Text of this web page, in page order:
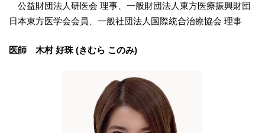
公益財団法人研医会 理事、一般財団法人東方医療振興財団
日本東方医学会会員、一般社団法人国際統合治療協会 理事
医師 木村 好珠 (きむら このみ)